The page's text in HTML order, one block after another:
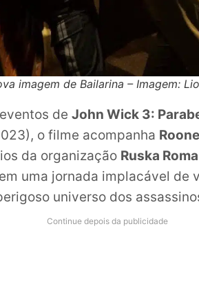
imagem de Bailarina – Imagem:
de John Wick 3:
o filme acompanha
da organização Ruska
uma jornada implacável de
universo dos
Continue depois da publicidade